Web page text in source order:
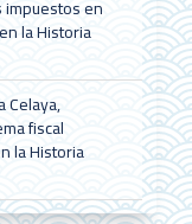
impuestos en
la Historia
Celaya,
fiscal
la Historia